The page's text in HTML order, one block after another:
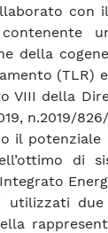
con
della
(TLR)
VIII della
n.2019/
il
di
utilizzati